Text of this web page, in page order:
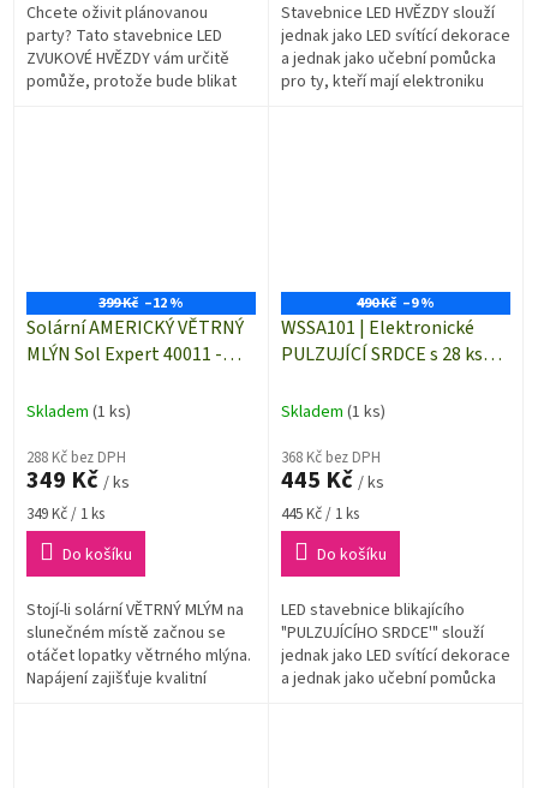
Chcete oživit plánovanou
party? Tato stavebnice LED
ZVUKOVÉ HVĚZDY vám určitě
pomůže, protože bude blikat
Stavebnice LED HVĚZDY slouží
jednak jako LED svítící dekorace
a jednak jako učební pomůcka
pro ty, kteří mají elektroniku
399 Kč –12 %
Solární AMERICKÝ VĚTRNÝ
MLÝN Sol Expert 40011 -
Skladem (1 ks)
288 Kč bez DPH
349 Kč / ks
Měrná
cena:
349 Kč / 1 ks
Do košíku
Stojí-li solární VĚTRNÝ MLÝM na
slunečném místě začnou se
otáčet lopatky větrného mlýna.
Napájení zajišťuje kvalitní
490 Kč –9 %
WSSA101 | Elektronické
PULZUJÍCÍ SRDCE s 28 ks
Skladem (1 ks)
368 Kč bez DPH
445 Kč / ks
Měrná
cena:
445 Kč / 1 ks
Do košíku
LED stavebnice blikajícího
"PULZUJÍCÍHO SRDCE'" slouží
jednak jako LED svítící dekorace
a jednak jako učební pomůcka